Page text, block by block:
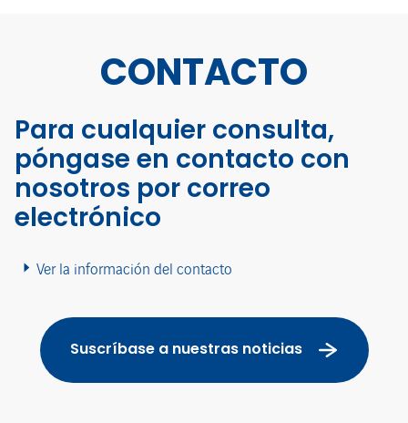
CONTACTO
Para cualquier consulta,
póngase en contacto con
nosotros por correo
electrónico
Ver la información del contacto
Suscríbase a nuestras noticias